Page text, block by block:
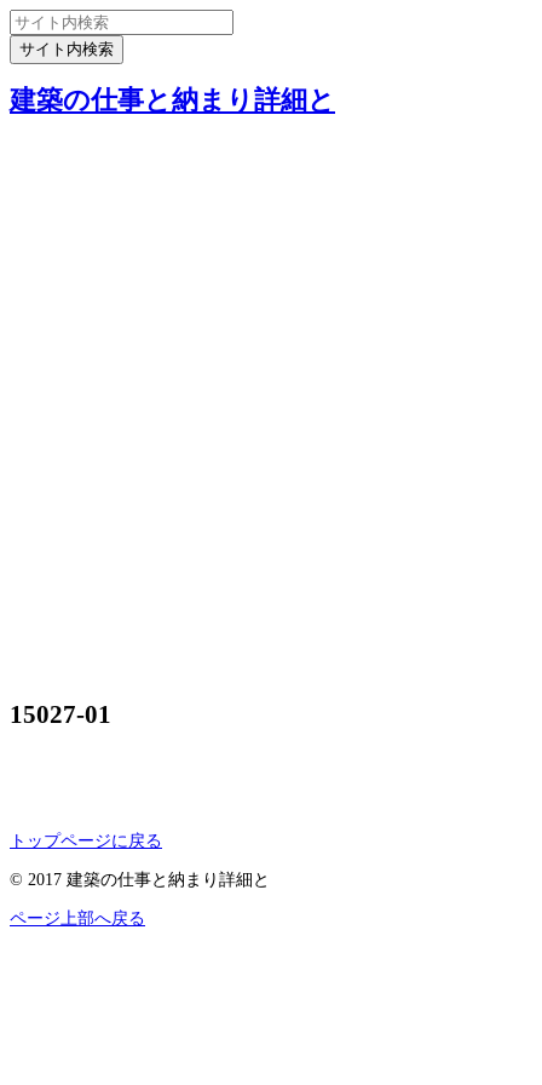
建築の仕事と納まり詳細と
15027-01
トップページに戻る
© 2017 建築の仕事と納まり詳細と
ページ上部へ戻る